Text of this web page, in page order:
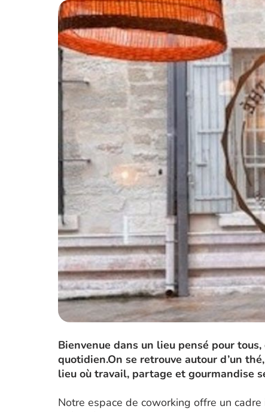
Bienvenue dans un lieu pensé pour
quotidien.On se retrouve autour d’un
lieu où travail, partage et gourmandise
Notre espace de coworking offre un